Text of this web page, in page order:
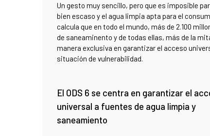
Un gesto muy sencillo, pero que es imposible
bien escaso y el agua limpia apta para el
calcula que en todo el mundo, más de 2.100
de saneaminento y de todas ellas, más de la
manera exclusiva en garantizar el acceso
situación de vulnerabilidad.
El ODS 6 se centra en garantizar el
universal a fuentes de agua limpia y
saneamiento